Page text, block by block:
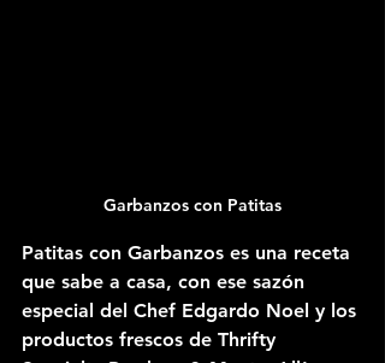
Garbanzos con Patitas
Patitas con Garbanzos es una receta
que sabe a casa, con ese sazón
especial del Chef Edgardo Noel y los
productos frescos de Thrifty